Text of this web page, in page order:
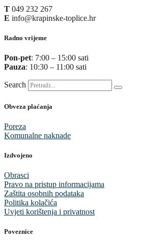
T 049 232 267
E info@krapinske-toplice.hr
Radno vrijeme
Pon-pet: 7:00 – 15:00 sati
Pauza: 10:30 – 11:00 sati
Search
Obveza plaćanja
Poreza
Komunalne naknade
Izdvojeno
Obrasci
Pravo na pristup informacijama
Zaštita osobnih podataka
Politika kolačića
Uvjeti korištenja i privatnost
Poveznice